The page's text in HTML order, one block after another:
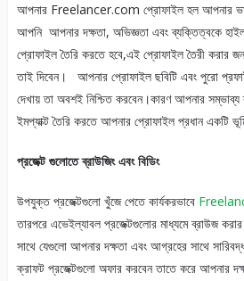
আপনার Freelancer.com প্রোফাইল হল আপনার
আপনি আপনার দক্ষতা, অভিজ্ঞতা এবং ব্যক্তিত্বকে
প্রোফাইল তৈরি করতে হবে,এই প্রোফাইল তৈরী করার
তাই দিবেন। আপনার প্রোফাইল ছবিটি এবং পুরো
দেখায় তা অবশই নিশ্চিত করবেন।কারণ আপনার সম্ভাব্য
ইমপ্যাক্ট তৈরি করতে আপনার প্রোফাইল প্রধান একটি
প্রজেক্ট গুলোতে ব্রাউজিং এবং বিডিং
উপযুক্ত প্রজেক্টগুলো খুঁজে পেতে কার্যকরভাবে
তারপরে এভেইল্যাবল প্রজেক্টগুলোর মাধ্যমে ব্রাউজ
সাথে যেগুলো আপনার দক্ষতা এবং আগ্রহের সাথে
ক্রাফট প্রজেক্টগুলো অফার করবেন তাতে করে আপনার